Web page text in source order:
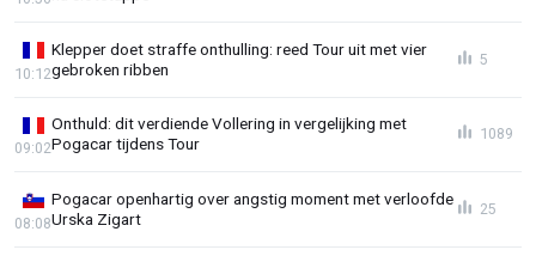
Klepper doet straffe onthulling: reed Tour uit met vier
gebroken ribben
10:12
5
Onthuld: dit verdiende Vollering in vergelijking met
Pogacar tijdens Tour
09:02
1089
Pogacar openhartig over angstig moment met verloofde
Urska Zigart
08:08
25